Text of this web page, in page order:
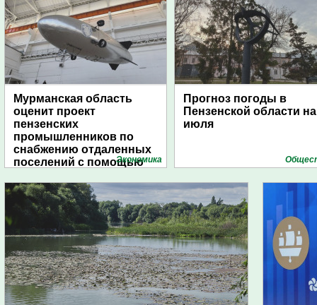
Мурманская область
оценит проект
пензенских
промышленников по
снабжению отдаленных
поселений с помощью
Экономика
Прогноз погоды в
Пензенской области
июля